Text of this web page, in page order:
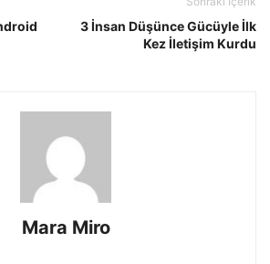
3 İnsan Düşünce Gücüyle İlk
Kez İletişim Kurdu
Mara Miro